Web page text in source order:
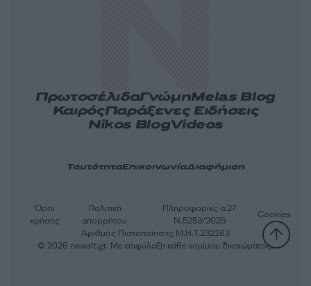
ΠρωτοσέλιδαΓνώμηMelas Blog
ΚαιρόςΠαράξενες Ειδήσεις
Nikos BlogVideos
ΤαυτότηταΕπικοινωνίαΔιαφήμιση
Αριθμός Πιστοποίησης Μ.Η.Τ.232163
Όροι
χρήσης
Πολιτική
απορρήτου
Πληροφορίες α.27
Ν.5253/2025
Cookies
© 2026 newsit.gr. Με επιφύλαξη κάθε νομίμου δικαιώματος.